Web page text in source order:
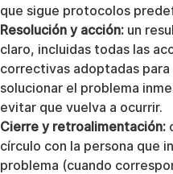
que sigue protocolos
Resolución y acción: un
claro, incluidas todas las
correctivas adoptadas para
solucionar el problema
evitar que vuelva a ocurrir.
Cierre y retroalimentación:
círculo con la persona que
problema (cuando